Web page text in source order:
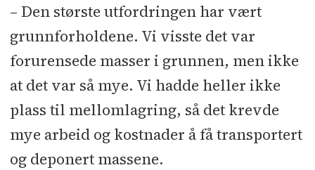
– Den største utfordringen har vært
grunnforholdene. Vi visste det var
forurensede masser i grunnen, men ikke
at det var så mye. Vi hadde heller ikke
plass til mellomlagring, så det krevde
mye arbeid og kostnader å få transportert
og deponert massene.